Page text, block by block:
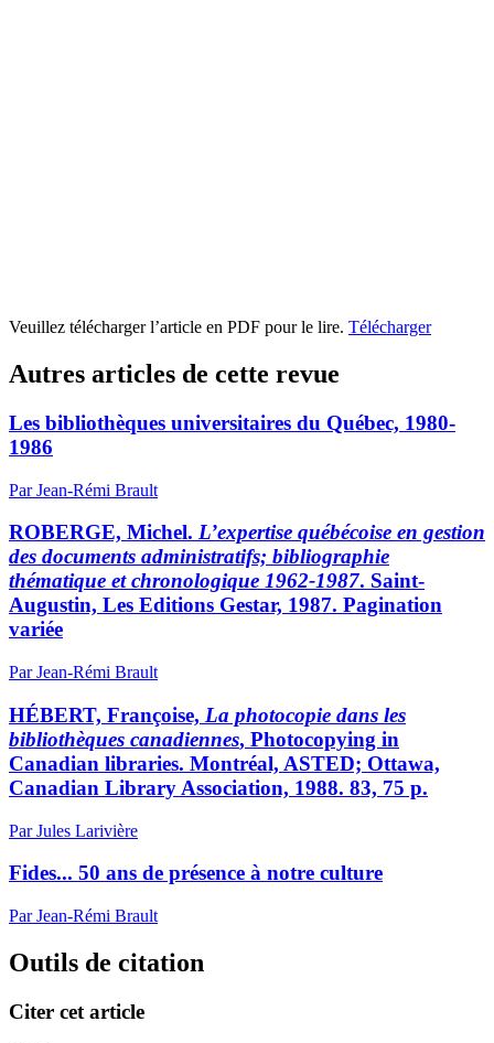
Veuillez télécharger l’article en PDF pour le lire. Télécharger
Autres articles de cette revue
Les bibliothèques universitaires du Québec, 1980-
1986
Par Jean-Rémi Brault
ROBERGE, Michel. L’expertise québécoise en gestion
des documents administratifs; bibliographie
thématique et chronologique 1962-1987. Saint-
Augustin, Les Editions Gestar, 1987. Pagination
variée
Par Jean-Rémi Brault
HÉBERT, Françoise, La photocopie dans les
bibliothèques canadiennes, Photocopying in
Canadian libraries. Montréal, ASTED; Ottawa,
Canadian Library Association, 1988. 83, 75 p.
Par Jules Larivière
Fides... 50 ans de présence à notre culture
Par Jean-Rémi Brault
Outils de citation
Citer cet article